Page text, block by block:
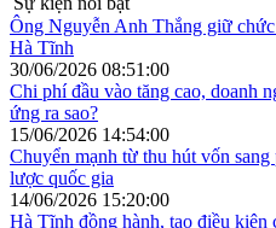
Ông Nguyễn Anh Thắng giữ
Hà Tĩnh
30/06/2026 08:51:00
Chi phí đầu vào tăng cao, doanh
ứng ra sao?
15/06/2026 14:54:00
Chuyển mạnh từ thu hút vốn
lược quốc gia
14/06/2026 15:20:00
Hà Tĩnh đồng hành, tạo điều kiện